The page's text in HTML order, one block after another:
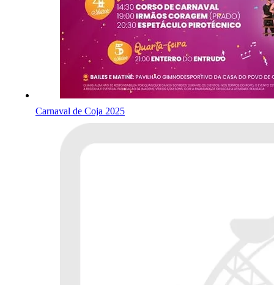
Carnaval de Coja 2025